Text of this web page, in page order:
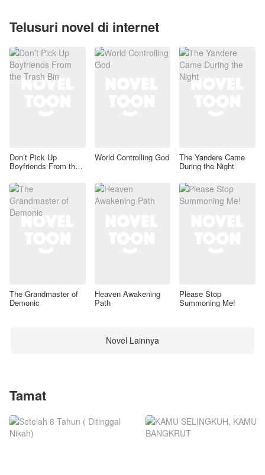
Telusuri novel di internet
Don’t Pick Up
Boyfriends From the
World Controlling God The Yandere Came
During the Night
The Grandmaster of
Demonic
Heaven Awakening
Path
Please Stop
Summoning Me!
Novel Lainnya
Tamat